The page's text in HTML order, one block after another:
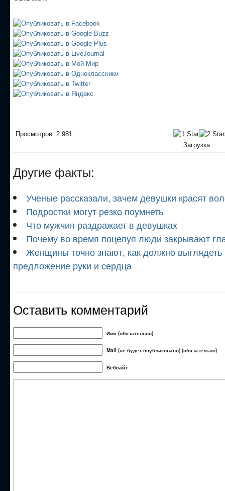
Просмотров: 2 981
Загрузка...
Другие факты:
Ученые рассказали, зачем девушки красят
Подростки могут резко поумнеть
Что мужчин раздражает в девушках
Почему во время поцелуя люди закрывают
Женщины точно знают, как должно выглядеть
предложение руки и сердца
Оставить комментарий
Имя (обязательно)
Mail (не будет опубликовано) (обязательно)
Вебсайт